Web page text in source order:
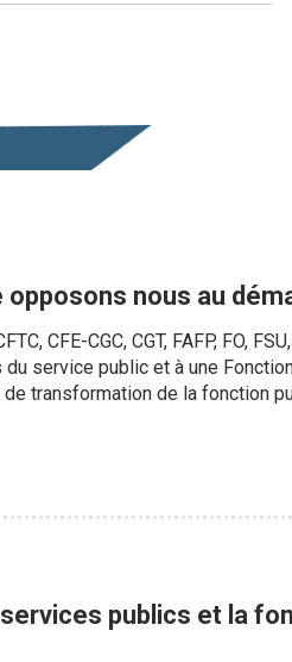
opposons nous au
CFE-CGC, CGT, FAFP, FO,
du service public et à une
transformation de la fonction
publics et la